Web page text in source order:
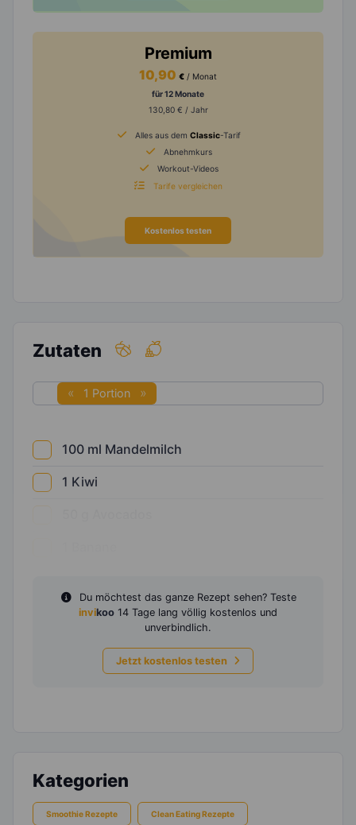
Premium
10,90 € / Monat
für 12 Monate
130,80 € / Jahr
Alles aus dem Classic-Tarif
Abnehmkurs
Workout-Videos
Tarife vergleichen
Kostenlos testen
Zutaten
1 Portion
100 ml Mandelmilch
1 Kiwi
Du möchtest das ganze Rezept sehen? Teste
invikoo 14 Tage lang völlig kostenlos und
unverbindlich.
Jetzt kostenlos testen
Kategorien
Smoothie Rezepte Clean Eating Rezepte